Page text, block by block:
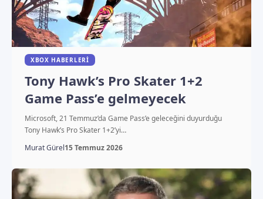
XBOX HABERLERI
Tony Hawk’s Pro Skater 1+2
Game Pass’e gelmeyecek
Microsoft, 21 Temmuz’da Game Pass’e geleceğini duyurduğu
Tony Hawk’s Pro Skater 1+2’yi…
Murat Gürel15 Temmuz 2026